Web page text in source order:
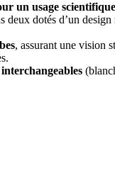
un usage
deux dotés d’un
, assurant une vision